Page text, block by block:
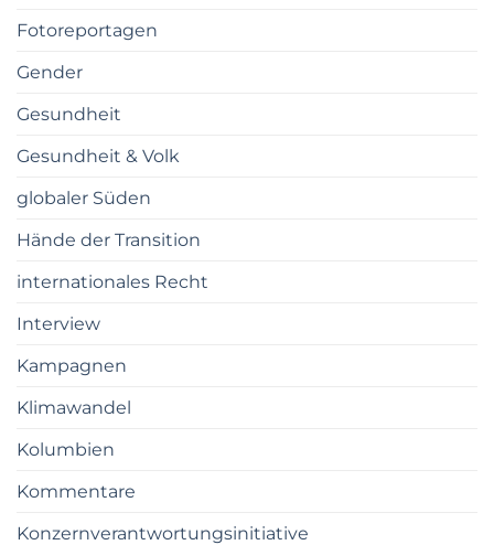
Fotoreportagen
Gender
Gesundheit
Gesundheit & Volk
globaler Süden
Hände der Transition
internationales Recht
Interview
Kampagnen
Klimawandel
Kolumbien
Kommentare
Konzernverantwortungsinitiative